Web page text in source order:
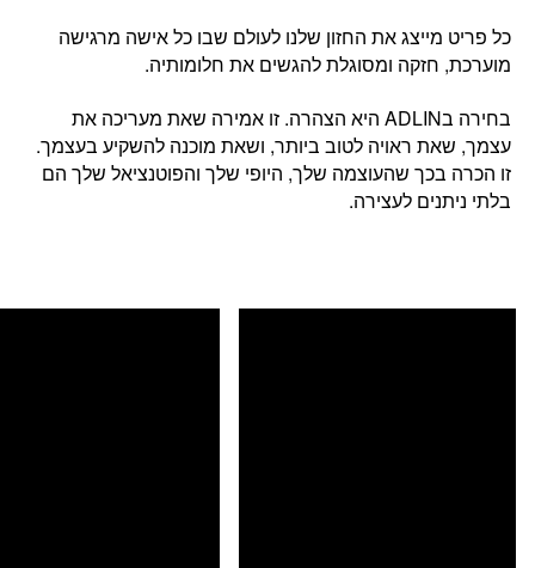
כל פריט מייצג את החזון שלנו לעולם שבו כל אישה מרגישה
מוערכת, חזקה ומסוגלת להגשים את חלומותיה.
בחירה בADLIN היא הצהרה. זו
אמירה שאת מעריכה את
עצמך, שאת ראויה לטוב ביותר, ושאת מוכנה להשקיע בעצמך.
זו הכרה בכך שהעוצמה שלך, היופי שלך והפוטנציאל שלך הם
בלתי ניתנים לעצירה.